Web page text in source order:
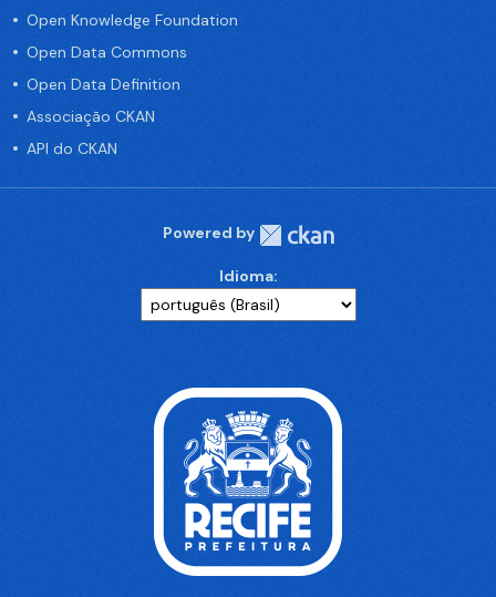
Open Knowledge Foundation
Open Data Commons
Open Data Definition
Associação CKAN
API do CKAN
Powered by
Idioma